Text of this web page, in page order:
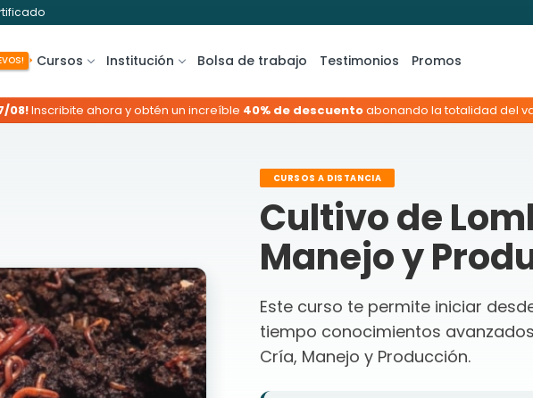
Cursos Institución Bolsa de trabajo Testimonios Promos
08!Inscribite ahora y obtén un increíble 40% de descuentoabonando la totalidad del
CURSOS A DISTANCIA
Cultivo de
Manejo y
Este curso te permite iniciar
tiempo conocimientos
Cría, Manejo y Producción.